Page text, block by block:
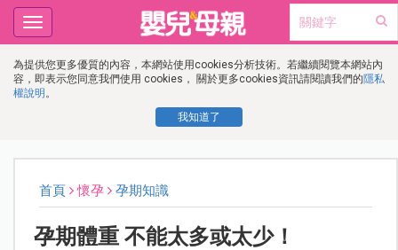
為提供您更多優質的內容，本網站使用cookies分析技術。若繼續閱覽本網站內
容，即表示您同意我們使用 cookies， 關於更多cookies資訊請閱讀我們的隱私
權說明 。
我知道了
Toggle
navigation
首頁 懷孕 孕期知識
孕期體重 不能太多或太少！